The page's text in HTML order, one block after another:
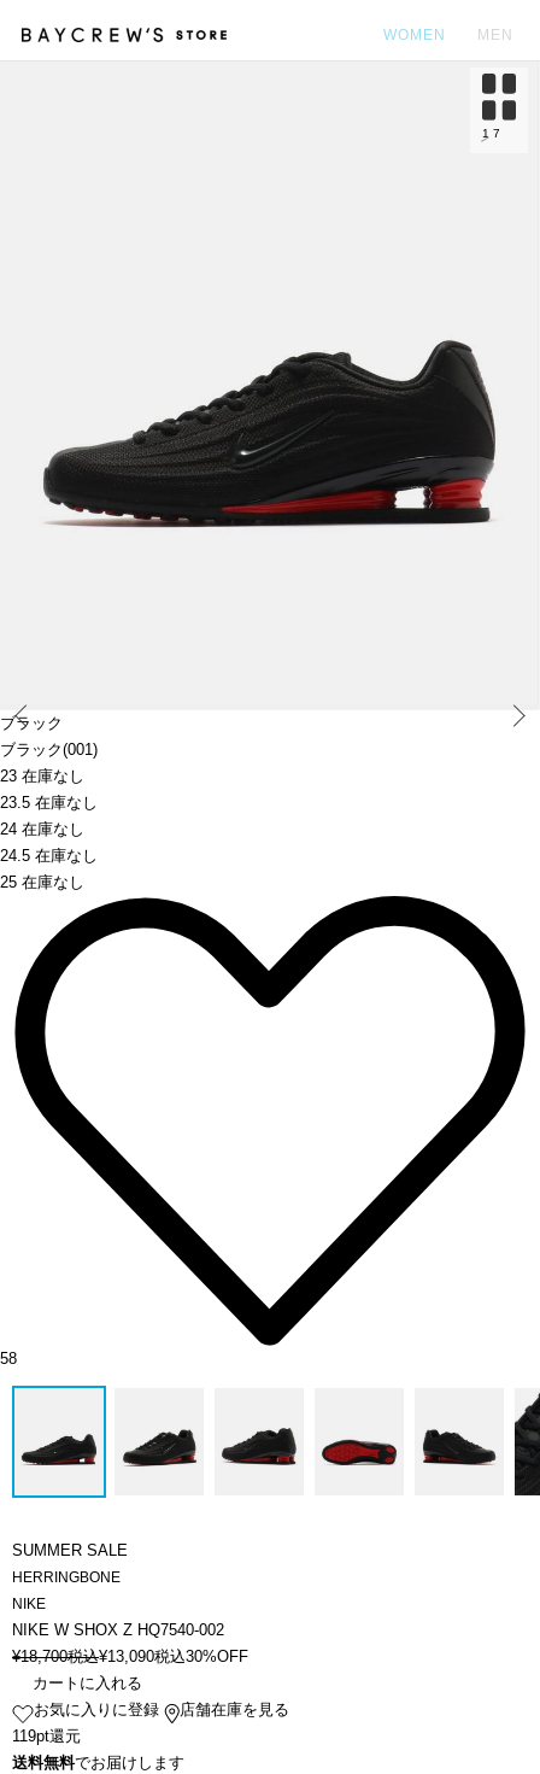
WOMEN MEN
ブラック
ブラック(001)
23 在庫なし
23.5 在庫なし
24 在庫なし
24.5 在庫なし
25 在庫なし
1 7
58
SUMMER SALE
HERRINGBONE
NIKE
NIKE W SHOX Z HQ7540-002
¥18,700税込¥13,090税込30%OFF
カートに入れる
お気に入りに登録
店舗在庫を見る
119pt還元
送料無料でお届けします